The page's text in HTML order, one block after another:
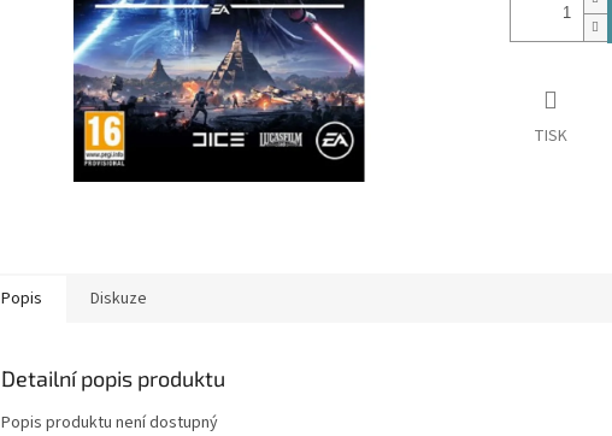
TISK
Popis Diskuze
Detailní popis produktu
Popis produktu není dostupný